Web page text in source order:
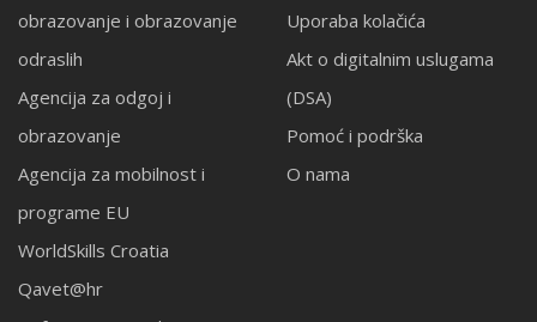
obrazovanje i obrazovanje
odraslih
Agencija za odgoj i
obrazovanje
Agencija za mobilnost i
programe EU
WorldSkills Croatia
Qavet@hr
Uporaba kolačića
Akt o digitalnim uslugama
(DSA)
Pomoć i podrška
O nama